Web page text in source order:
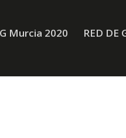
RED DE